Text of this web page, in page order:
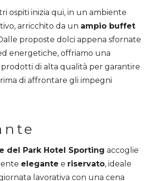
ospiti inizia qui, in un ambiente
arricchito da un ampio buffet
proposte dolci appena sfornate
energetiche, offriamo una
di alta qualità per garantire
di affrontare gli impegni
del Park Hotel Sporting accoglie
elegante e riservato, ideale
lavorativa con una cena